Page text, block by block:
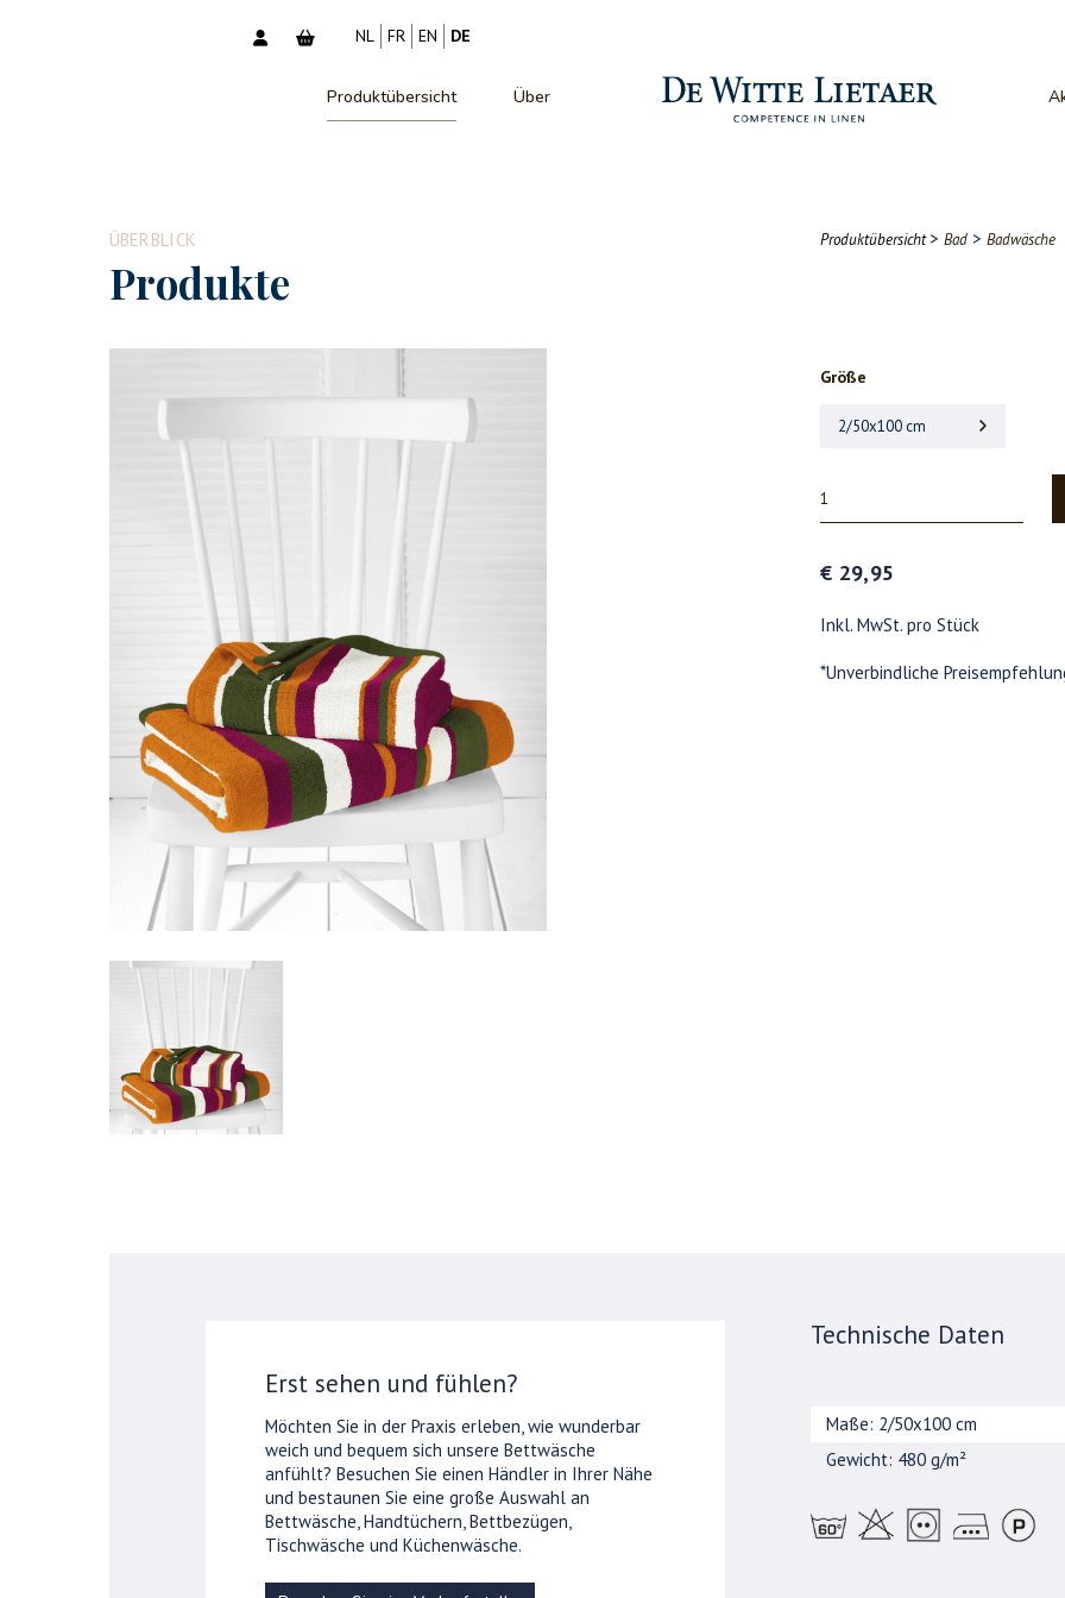
NL FR EN DE
Produktübersicht Über
ÜBERBLICK
Produkte
Produktübersicht > Bad > Badwäsche
Größe
2/50x100 cm
€ 29,95
Inkl. MwSt. pro Stück
*Unverbindliche
Erst sehen und fühlen?
Möchten Sie in der Praxis erleben, wie wunderbar
weich und bequem sich unsere Bettwäsche
anfühlt? Besuchen Sie einen Händler in Ihrer Nähe
und bestaunen Sie eine große Auswahl an
Bettwäsche, Handtüchern, Bettbezügen,
Tischwäsche und Küchenwäsche.
Technische Daten
Maße: 2/50x100 cm
Gewicht: 480 g/m²